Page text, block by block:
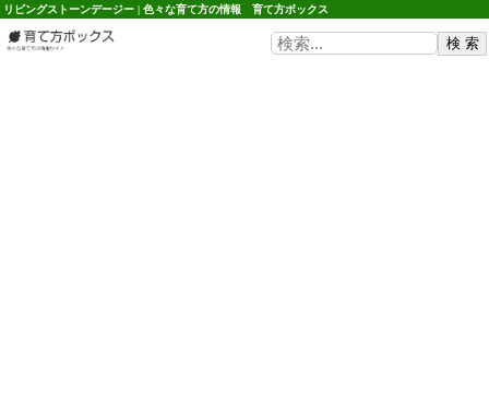
リビングストーンデージー | 色々な育て方の情報 育て方ボックス